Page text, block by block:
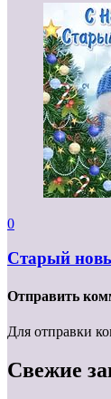
0
Старый
Отправить
Для отправки
Свежие